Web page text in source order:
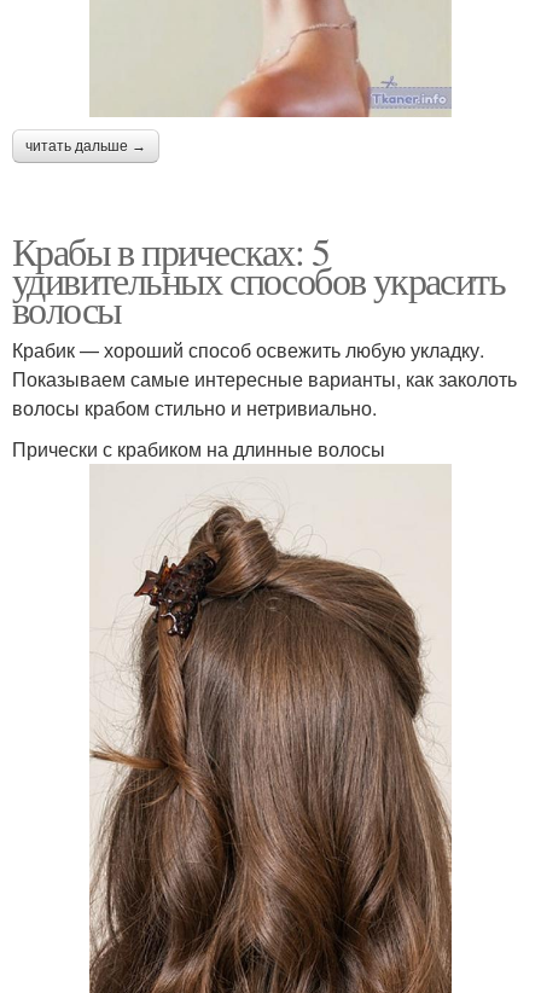
читать дальше →
Крабы в прическах: 5
удивительных способов украсить
волосы
Крабик — хороший способ освежить любую укладку.
Показываем самые интересные варианты, как заколоть
волосы крабом стильно и нетривиально.
Прически с крабиком на длинные волосы